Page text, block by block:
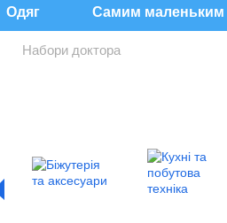
Одяг Самим маленьким
Набори доктора